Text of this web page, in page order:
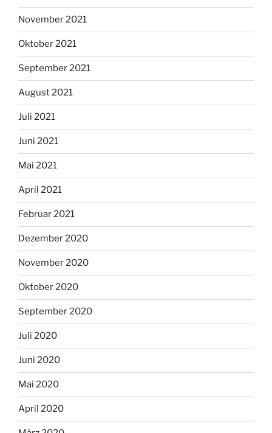
November 2021
Oktober 2021
September 2021
August 2021
Juli 2021
Juni 2021
Mai 2021
April 2021
Februar 2021
Dezember 2020
November 2020
Oktober 2020
September 2020
Juli 2020
Juni 2020
Mai 2020
April 2020